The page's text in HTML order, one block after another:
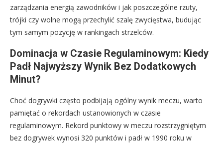
zarządzania energią zawodników i jak poszczególne rzuty,
trójki czy wolne mogą przechylić szalę zwycięstwa, budując
tym samym pozycję w rankingach strzelców.
Dominacja w Czasie Regulaminowym: Kiedy
Padł Najwyższy Wynik Bez Dodatkowych
Minut?
Choć dogrywki często podbijają ogólny wynik meczu, warto
pamiętać o rekordach ustanowionych w czasie
regulaminowym. Rekord punktowy w meczu rozstrzygniętym
bez dogrywek wynosi 320 punktów i padł w 1990 roku w